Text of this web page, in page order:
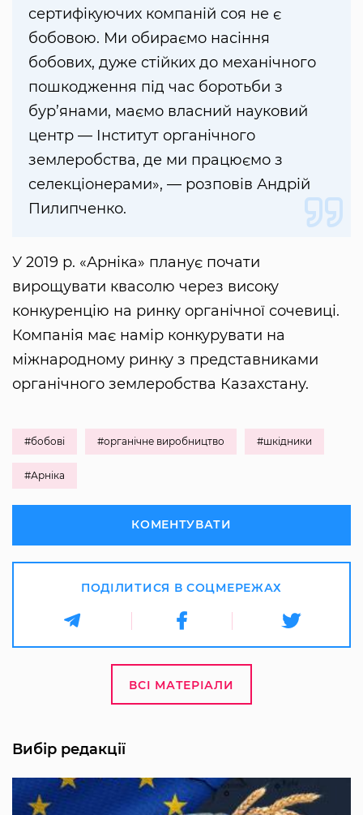
сертифікуючих компаній соя не є
бобовою. Ми обираємо насіння
бобових, дуже стійких до механічного
пошкодження під час боротьби з
бур’янами, маємо власний науковий
центр — Інститут органічного
землеробства, де ми працюємо з
селекціонерами», — розповів Андрій
Пилипченко.
У 2019 р. «Арніка» планує почати
вирощувати квасолю через високу
конкуренцію на ринку органічної сочевиці.
Компанія має намір конкурувати на
міжнародному ринку з представниками
органічного землеробства Казахстану.
#бобові #органічне виробництво #шкідники
#Арніка
КОМЕНТУВАТИ
ПОДІЛИТИСЯ В СОЦМЕРЕЖАХ
ВСІ МАТЕРІАЛИ
Вибір редакції